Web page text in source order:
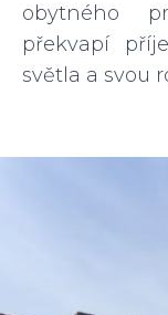
obytného
překvapí
světla a svou